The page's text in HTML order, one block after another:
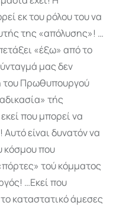
εκ του ρόλου του να
της «απόλυσης»! …
«έξω» από το
μας δεν
του Πρω­θυπουργού
τής
που μπορεί να
είναι δυνατόν να
κόσμου που
τού κόμματος
…Εκεί που
καταστατικό άμεσες